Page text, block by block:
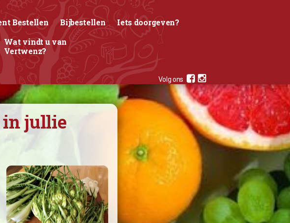
Bestellen Bijbestellen Iets doorgeven?
Wat vindt u van
Vertwenz?
Volg ons
in jullie